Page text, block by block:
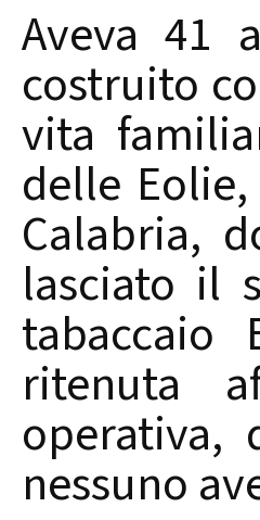
Aveva 41
costruito
vita
delle
Calabria,
lasciato il
tabaccaio
ritenuta
operativa,
nessuno